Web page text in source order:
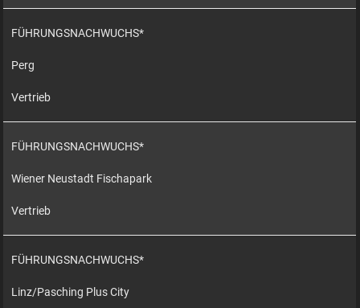
FÜHRUNGSNACHWUCHS*
Perg
Vertrieb
FÜHRUNGSNACHWUCHS*
Wiener Neustadt Fischapark
Vertrieb
FÜHRUNGSNACHWUCHS*
Linz/Pasching Plus City